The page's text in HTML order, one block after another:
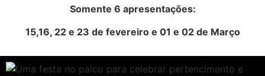
Somente 6 apresentações:
15,16, 22 e 23 de fevereiro e 01 e 02 de Março